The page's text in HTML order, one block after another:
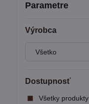
Parametre
Výrobca
Dostupnosť
Všetky produkty